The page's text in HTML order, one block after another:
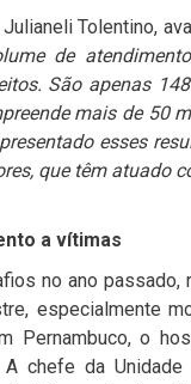
Tolentino,
de
São apenas
mais de 50
esses
que têm atuado
a vítimas
no ano
especialmente
Pernambuco, o
chefe da